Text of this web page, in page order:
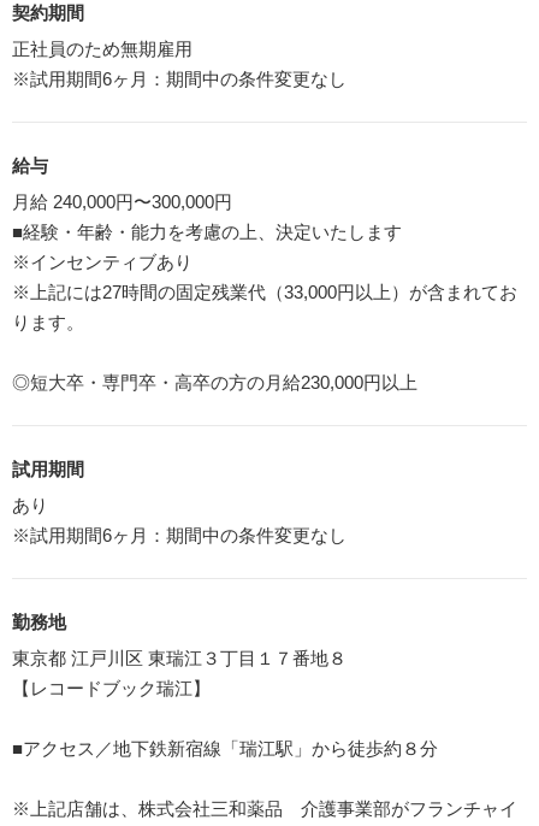
契約期間
正社員のため無期雇用
※試用期間6ヶ月：期間中の条件変更なし
給与
月給 240,000円〜300,000円
■経験・年齢・能力を考慮の上、決定いたします
※インセンティブあり
※上記には27時間の固定残業代（33,000円以上）が含まれてお
ります。
◎短大卒・専門卒・高卒の方の月給230,000円以上
試用期間
あり
※試用期間6ヶ月：期間中の条件変更なし
勤務地
東京都 江戸川区 東瑞江３丁目１７番地８
【レコードブック瑞江】
■アクセス／地下鉄新宿線「瑞江駅」から徒歩約８分
※上記店舗は、株式会社三和薬品 介護事業部がフランチャイ